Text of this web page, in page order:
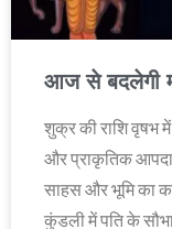
आज से बदलेगी
शुक्र की राशि वृषभ
और प्राकृतिक
साहस और भूमि का
कुंडली में पति के